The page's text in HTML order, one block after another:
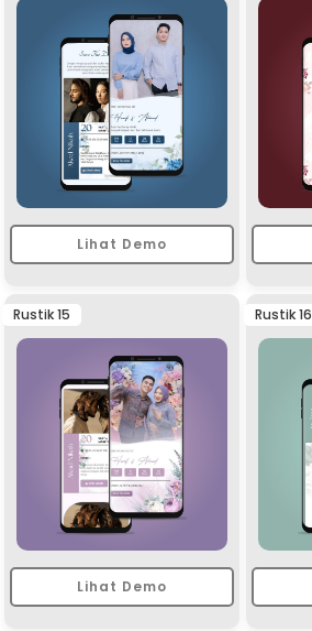
Lihat Demo
Lihat Demo
Rustik 15 Rustik 16